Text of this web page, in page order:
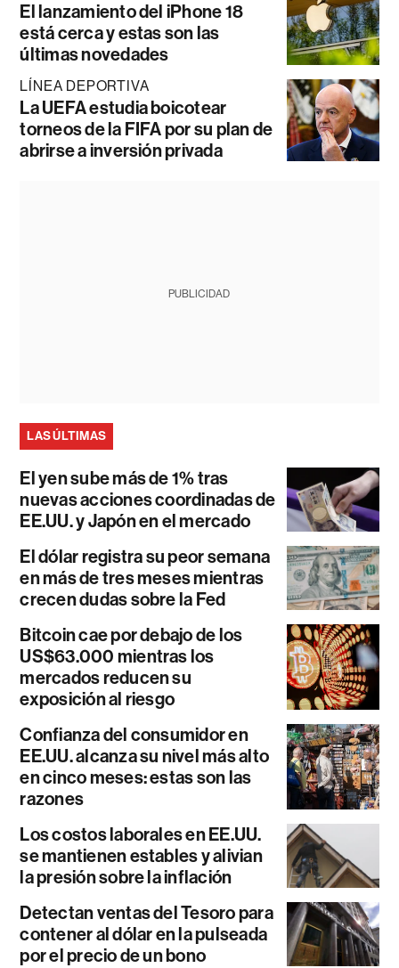
El lanzamiento del iPhone 18
está cerca y estas son las
últimas novedades
LÍNEA DEPORTIVA
La UEFA estudia boicotear
torneos de la FIFA por su plan de
abrirse a inversión privada
PUBLICIDAD
LAS ÚLTIMAS
El yen sube más de 1% tras
nuevas acciones coordinadas de
EE.UU. y Japón en el mercado
El dólar registra su peor semana
en más de tres meses mientras
crecen dudas sobre la Fed
Bitcoin cae por debajo de los
US$63.000 mientras los
mercados reducen su
exposición al riesgo
Confianza del consumidor en
EE.UU. alcanza su nivel más alto
en cinco meses: estas son las
razones
Los costos laborales en EE.UU.
se mantienen estables y alivian
la presión sobre la inflación
Detectan ventas del Tesoro para
contener al dólar en la pulseada
por el precio de un bono